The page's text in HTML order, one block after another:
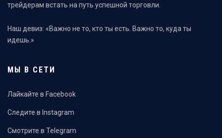
трейдерам встать на путь успешной торговли.
Наш девиз: «Важно не то, кто ты есть. Важно то, куда ты
идешь.»
МЫ В СЕТИ
Лайкайте в Facebook
Следите в Instagram
Смотрите в Telegram